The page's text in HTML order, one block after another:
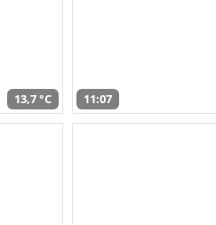
13,7 °C 11:07